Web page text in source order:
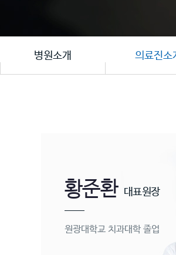
병원소개 의료진소
황준환 대표원장
원광대학교 치과대학 졸업